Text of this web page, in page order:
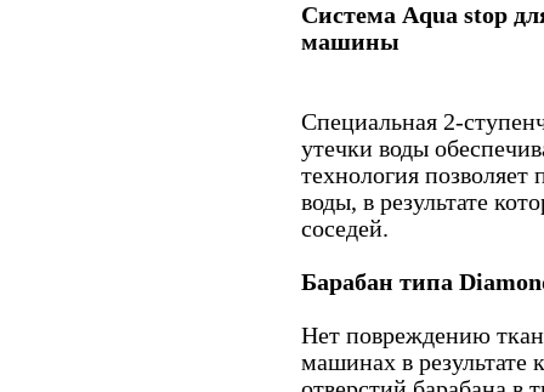
Система Аqua stop
машины
Специальная 2-
утечки воды
технология позволяет
воды, в результате
соседей.
Барабан типа
Нет повреждению
машинах в результате